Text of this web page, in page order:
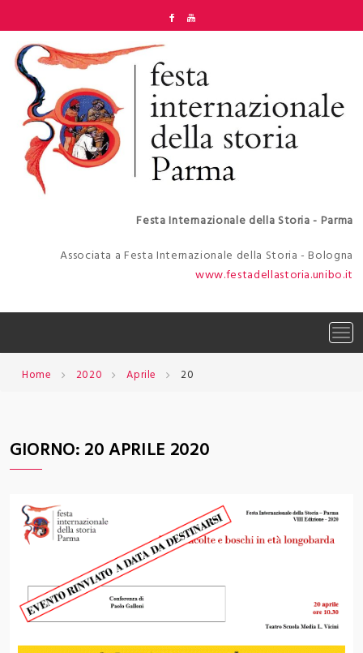
content
Festa Internazionale della Storia - Parma
Associata a Festa Internazionale della Storia - Bologna
www.festadellastoria.unibo.it
Home 2020 Aprile 20
GIORNO: 20 APRILE 2020